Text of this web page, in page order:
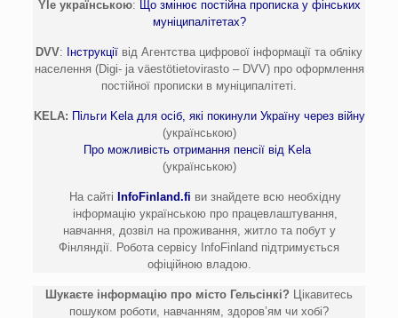
Yle українською: Що змінює постійна прописка у фінських
муніципалітетах?
DVV: Інструкції від Агентства цифрової інформації та обліку
населення (Digi- ja väestötietovirasto – DVV) про оформлення
постійної прописки в муніципалітеті.
KELA: Пільги Kela для осіб, які покинули Україну через війну
(українською)
Про можливість отримання пенсії від Kela
(українською)
На сайті InfoFinland.fi ви знайдете всю необхідну
інформацію українською про працевлаштування,
навчання, дозвіл на проживання, житло та побут у
Фінляндії. Робота сервісу InfoFinland підтримується
офіційною владою.
Шукаєте інформацію про місто Гельсінкі? Цікавитесь
пошуком роботи, навчанням, здоров’ям чи хобі?